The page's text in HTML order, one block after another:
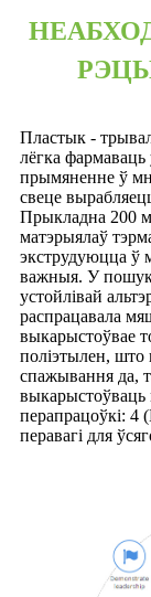
Пластык -
лёгка фармаваць
прымяненне ў
свеце
Прыкладна 200
матэрыялаў
экструдуюцца ў
важныя. У
устойлівай
распрацавала
выкарыстоўвае
поліэтылен, што
спажывання да,
выкарыстоўваць
перапрацоўкі: 4
перавагі для